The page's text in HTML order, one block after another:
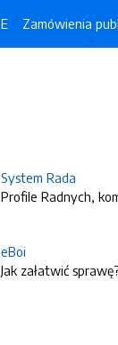
Zamówienia
System Rada
Profile Radnych,
eBoi
Jak załatwić